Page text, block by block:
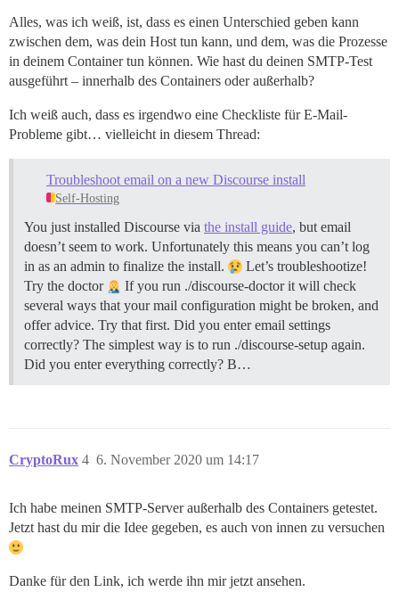
Alles, was ich weiß, ist, dass es einen Unterschied geben kann
zwischen dem, was dein Host tun kann, und dem, was die Prozesse
in deinem Container tun können. Wie hast du deinen SMTP-Test
ausgeführt – innerhalb des Containers oder außerhalb?
Ich weiß auch, dass es irgendwo eine Checkliste für E-Mail-
Probleme gibt… vielleicht in diesem Thread:
Troubleshoot email on a new Discourse install
Self-Hosting
You just installed Discourse via the install guide, but email
doesn’t seem to work. Unfortunately this means you can’t log
in as an admin to finalize the install.
Let’s troubleshootize!
Try the doctor
If you run ./discourse-doctor it will check
several ways that your mail configuration might be broken, and
offer advice. Try that first. Did you enter email settings
correctly? The simplest way is to run ./discourse-setup again.
Did you enter everything correctly? B…
CryptoRux 6. November 2020 um 14:17
4
Ich habe meinen SMTP-Server außerhalb des Containers getestet.
Jetzt hast du mir die Idee gegeben, es auch von innen zu versuchen
Danke für den Link, ich werde ihn mir jetzt ansehen.